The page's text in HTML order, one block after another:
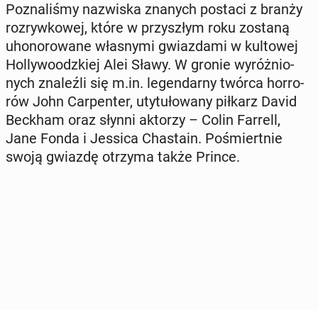
Po­zna­li­śmy na­zwi­ska znanych postaci z branży
roz­ryw­ko­wej, które w przy­szłym roku zostaną
uho­no­ro­wa­ne wła­sny­mi gwiaz­da­mi w kul­to­wej
Hol­ly­wo­odz­kiej Alei Sławy. W gronie wy­róż­nio­
nych zna­leź­li się m.in. le­gen­dar­ny twórca hor­ro­
rów John Car­pen­ter, uty­tu­ło­wa­ny piłkarz David
Beckham oraz słynni aktorzy – Colin Farrell,
Jane Fonda i Jessica Cha­sta­in. Po­śmiert­nie
swoją gwiazdę otrzyma także Prince.